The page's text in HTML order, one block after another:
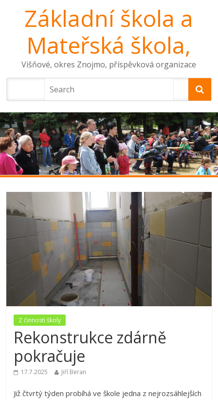
Základní škola a
Mateřská škola,
Višňové, okres Znojmo, příspěvková organizace
Z činnosti školy
Rekonstrukce zdárně
pokračuje
17.7.2025 Jiří Beran
Již čtvrtý týden probíhá ve škole jedna z nejrozsáhlejších